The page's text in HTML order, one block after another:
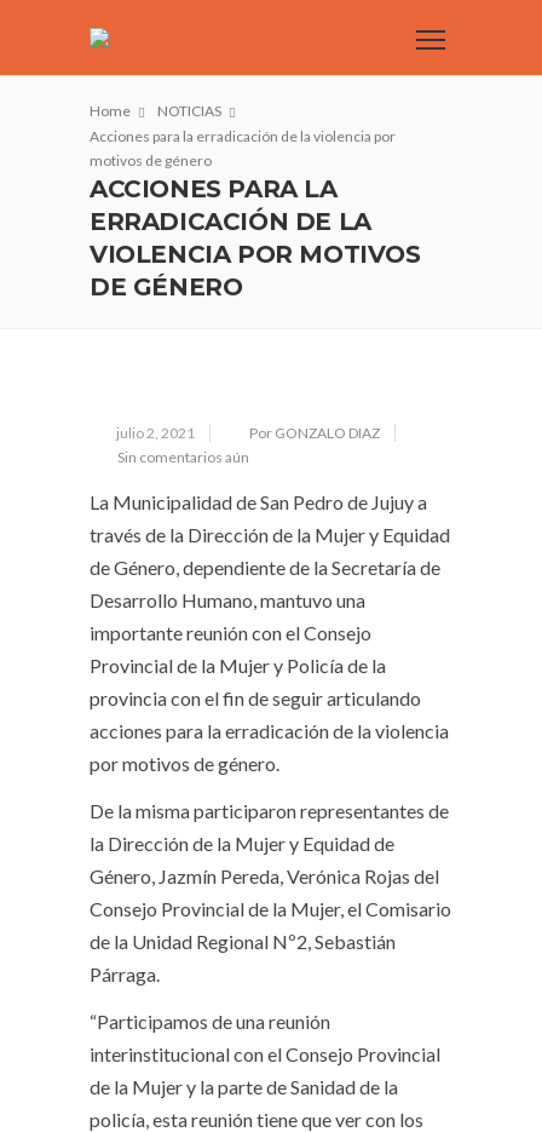
Home
NOTICIAS
Acciones para la erradicación de la violencia por
motivos de género
ACCIONES PARA LA
ERRADICACIÓN DE LA
VIOLENCIA POR MOTIVOS
DE GÉNERO
julio 2, 2021
Por GONZALO DIAZ
Sin comentarios aún
La Municipalidad de San Pedro de Jujuy a
través de la Dirección de la Mujer y Equidad
de Género, dependiente de la Secretaría de
Desarrollo Humano, mantuvo una
importante reunión con el Consejo
Provincial de la Mujer y Policía de la
provincia con el fin de seguir articulando
acciones para la erradicación de la violencia
por motivos de género.
De la misma participaron representantes de
la Dirección de la Mujer y Equidad de
Género, Jazmín Pereda, Verónica Rojas del
Consejo Provincial de la Mujer, el Comisario
de la Unidad Regional Nº2, Sebastián
Párraga.
“Participamos de una reunión
interinstitucional con el Consejo Provincial
de la Mujer y la parte de Sanidad de la
policía, esta reunión tiene que ver con los